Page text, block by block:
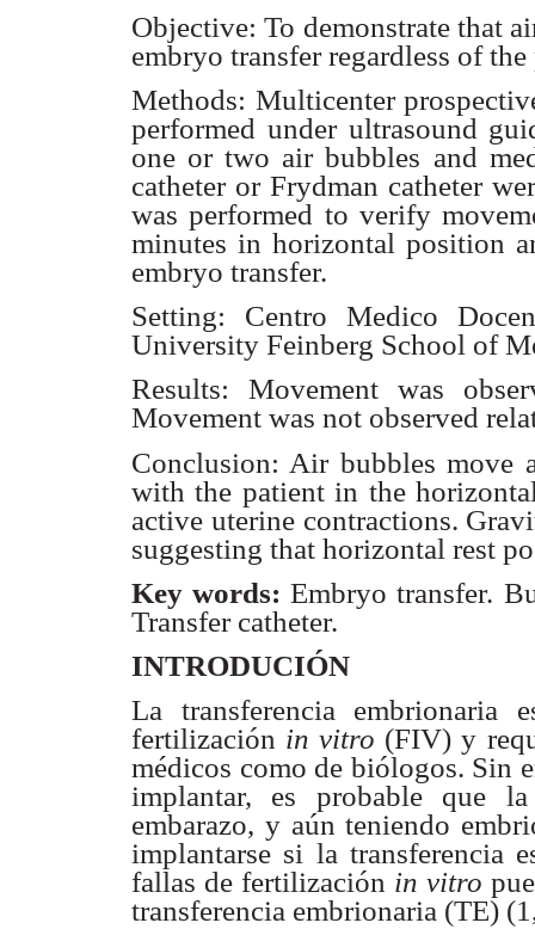
Objective: To demonstrate that
embryo transfer regardless of
Methods: Multicenter
performed under ultrasound
one or two air bubbles and
catheter or Frydman catheter
wasperformed to verify
minutes in horizontal position
embryo transfer.
Setting: Centro Medico
University Feinberg School of
Results: Movement was
Movement was not observed
Conclusion: Air bubbles move
with the patient in the
active uterine contractions.
suggesting that horizontal rest
Key words:Embryo transfer.
Transfer catheter.
INTRODUCIÓN
La transferencia
fertilización in vitro (FIV) y
médicos como de biólogos. Sin
implantar, es probable que
embarazo, y aún teniendo
implantarse si la transferencia
fallas defertilización in vitro
transferencia embrionaria (TE)